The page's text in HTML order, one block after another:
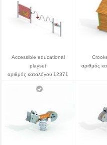
Accessible educational
playset
αριθμός καταλόγου 12371
αριθμός